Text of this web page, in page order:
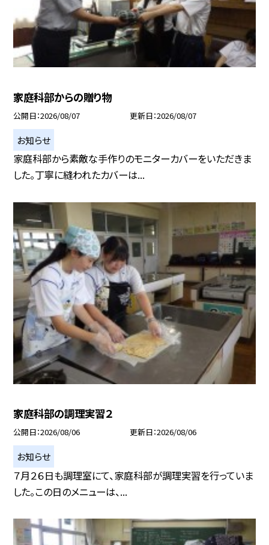
家庭科部からの贈り物
公開日 2026/08/07 更新日 2026/08/07
お知らせ
家庭科部から素敵な手作りのモニターカバーをいただきま
した。丁寧に縫われたカバーは...
家庭科部の調理実習２
公開日 2026/08/06 更新日 2026/08/06
お知らせ
７月２６日も調理室にて、家庭科部が調理実習を行っていま
した。この日のメニューは、...